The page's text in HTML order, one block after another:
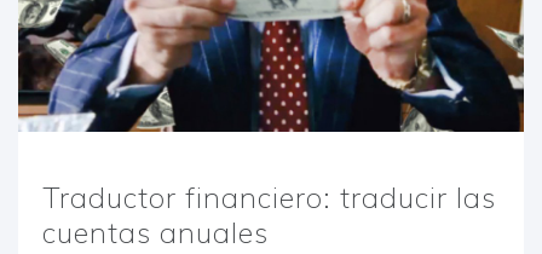
Traductor financiero: traducir las
cuentas anuales